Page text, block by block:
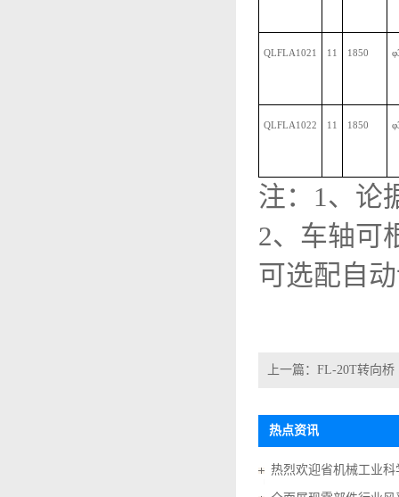
QLFLA1021 11 1850 φ
QLFLA1022 11 1850 φ
注： 1、论
2、 车轴可
可选配自
上一篇： FL-20T转向桥
热点资讯